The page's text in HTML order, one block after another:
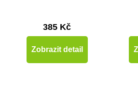
385 Kč
Zobrazit detail